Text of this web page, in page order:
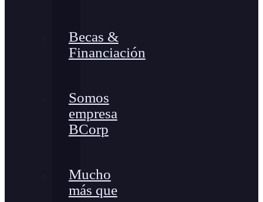
Becas &
Financiación
Somos
empresa
BCorp
Mucho
más que